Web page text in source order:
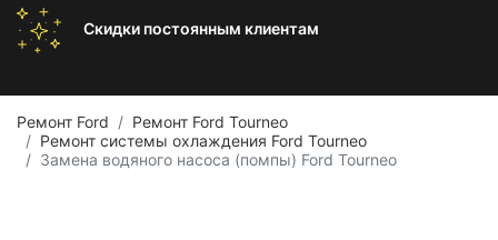
Скидки постоянным клиентам
Ремонт Ford
Ремонт Ford Tourneo
Ремонт системы охлаждения Ford Tourneo
Замена водяного насоса (помпы) Ford Tourneo